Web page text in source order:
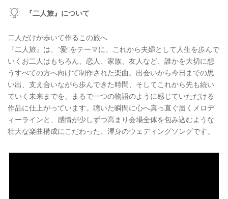
『二人旅』について
二人だけが歩いて作るこの旅へ
『二人旅』は、”愛”をテーマに、これから夫婦として人生を歩んで
いくお二人はもちろん、恋人、家族、友人など、誰かを大切に想
うすべての方へ向けて制作された楽曲。出会いから今日までの思
い出、支え合いながら歩んできた時間、そしてこれから先も続い
ていく未来までを、まるで一つの物語のように感じていただける
作品に仕上がっています。聴いた瞬間に心へ真っ直ぐ届くメロデ
ィーラインと、感情が少しずつ高まり会場全体を包み込むような
壮大な楽曲構成にこだわった、渾身のウェディングソングです。